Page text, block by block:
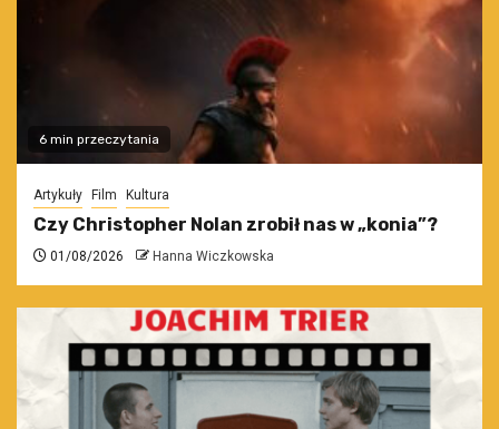
6 min przeczytania
Artykuły Film Kultura
Czy Christopher Nolan zrobił nas w „konia”?
01/08/2026 Hanna Wiczkowska